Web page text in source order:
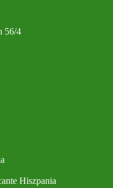
56/4
Hiszpania